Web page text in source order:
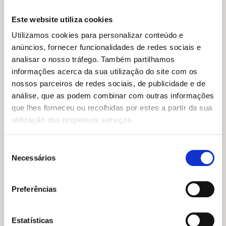
Este website utiliza cookies
Utilizamos cookies para personalizar conteúdo e
anúncios, fornecer funcionalidades de redes sociais e
analisar o nosso tráfego. Também partilhamos
informações acerca da sua utilização do site com os
nossos parceiros de redes sociais, de publicidade e de
análise, que as podem combinar com outras informações
que lhes forneceu ou recolhidas por estes a partir da sua
utilização dos respetivos serviços.
Necessários
Preferências
Estatísticas
«Um relato pessoal sombrio iluminado por uma
incrível liberdade artística.»
LIRE
«Um olhar novo e visceral sobre o tema da
saúde mental, da queda no vazio após um
drama.»
L’Avenir
L’Obs
20,45€O
original
era:
20,45 €.
18,41€O
atual
é:
18,41 €.
O Grande Panda e o
Pequeno Dragão
James Norbury
16,65 €.
14,98 €.